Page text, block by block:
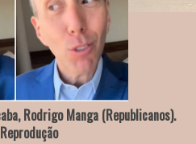
Rodrigo Manga (Republicanos).